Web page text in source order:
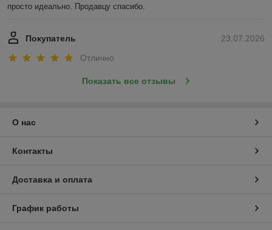
просто идеально. Продавцу спасибо.
23.07.2026
Покупатель
Отлично
Показать все отзывы
О нас
Контакты
Доставка и оплата
График работы